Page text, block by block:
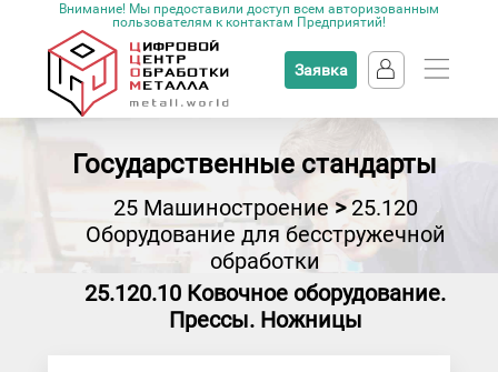
Внимание! Мы предоставили доступ всем авторизованным
пользователям к контактам Предприятий!
Заявка
Государственные стандарты
25 Машиностроение>25.120
Оборудование для бесстружечной
обработки
25.120.10 Ковочное оборудование.
Прессы. Ножницы